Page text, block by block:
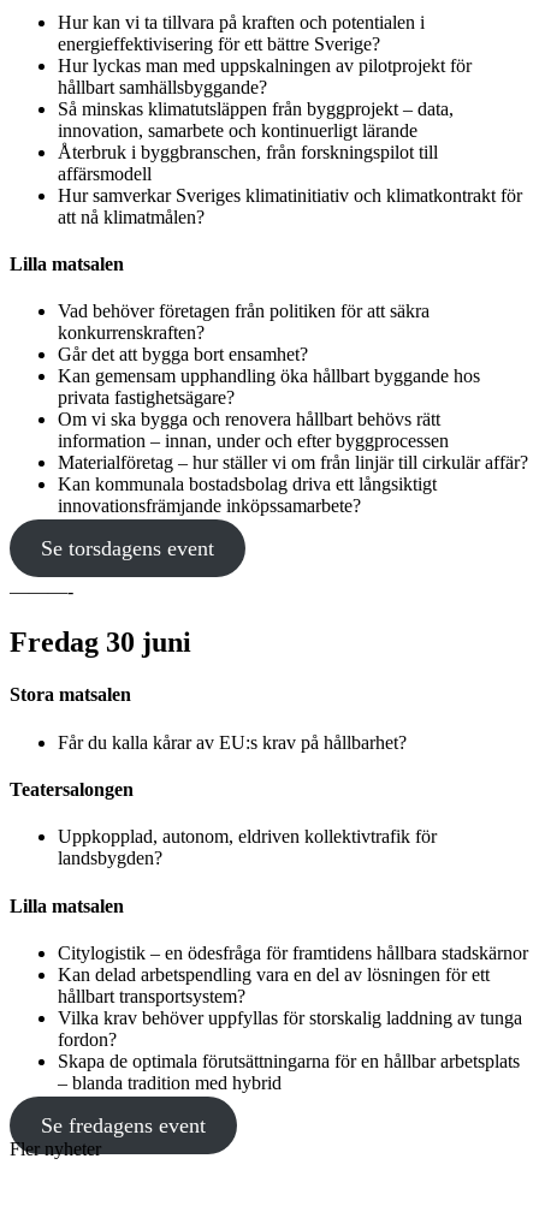
Hur kan vi ta tillvara på kraften och potentialen i
energieffektivisering för ett bättre Sverige?
Hur lyckas man med uppskalningen av pilotprojekt för
hållbart samhällsbyggande?
Så minskas klimatutsläppen från byggprojekt – data,
innovation, samarbete och kontinuerligt lärande
Återbruk i byggbranschen, från forskningspilot till
affärsmodell
Hur samverkar Sveriges klimatinitiativ och klimatkontrakt för
att nå klimatmålen?
Lilla matsalen
Vad behöver företagen från politiken för att säkra
konkurrenskraften?
Går det att bygga bort ensamhet?
Kan gemensam upphandling öka hållbart byggande hos
privata fastighetsägare?
Om vi ska bygga och renovera hållbart behövs rätt
information – innan, under och efter byggprocessen
Materialföretag – hur ställer vi om från linjär till cirkulär affär?
Kan kommunala bostadsbolag driva ett långsiktigt
innovationsfrämjande inköpssamarbete?
Se torsdagens event
———-
Fredag 30 juni
Stora matsalen
Får du kalla kårar av EU:s krav på hållbarhet?
Teatersalongen
Uppkopplad, autonom, eldriven kollektivtrafik för
landsbygden?
Lilla matsalen
Citylogistik – en ödesfråga för framtidens hållbara stadskärnor
Kan delad arbetspendling vara en del av lösningen för ett
hållbart transportsystem?
Vilka krav behöver uppfyllas för storskalig laddning av tunga
fordon?
Skapa de optimala förutsättningarna för en hållbar arbetsplats
– blanda tradition med hybrid
Se fredagens event
Fler nyheter